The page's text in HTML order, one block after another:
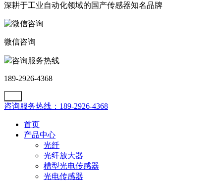
深耕于工业自动化领域的国产传感器知名品牌
微信咨询
咨询服务热线
189-2926-4368
咨询服务热线：189-2926-4368
首页
产品中心
光纤
光纤放大器
槽型光电传感器
光电传感器